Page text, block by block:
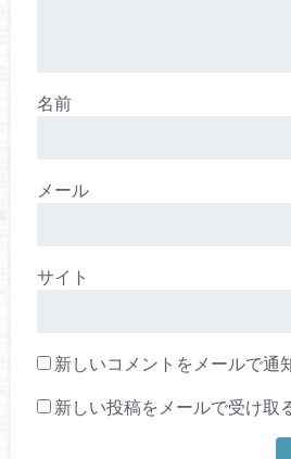
名前
メール
サイト
新しいコメントをメールで通
新しい投稿をメールで受け取